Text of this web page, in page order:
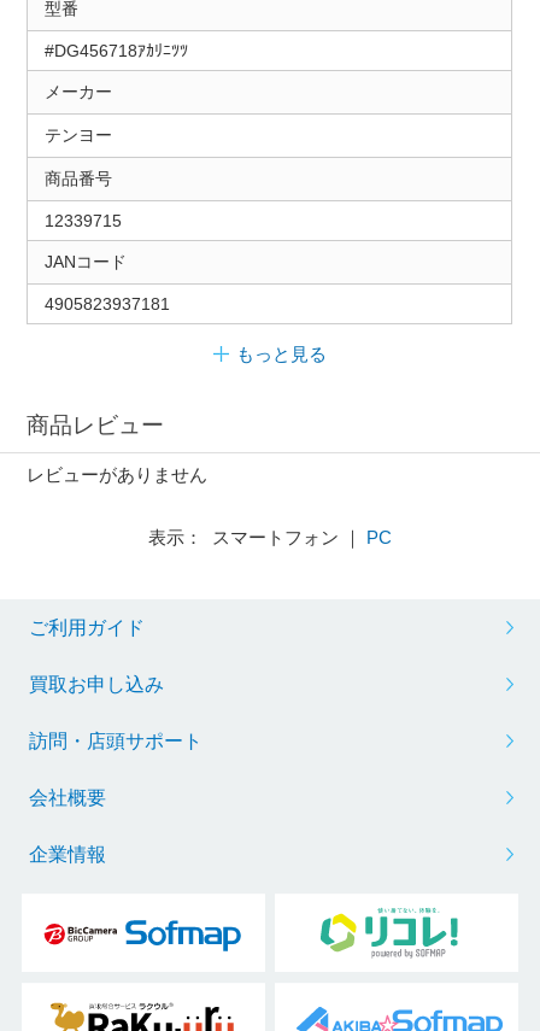
型番
#DG456718ｱｶﾘﾆﾂﾂ
メーカー
テンヨー
商品番号
12339715
JANコード
4905823937181
もっと見る
商品レビュー
レビューがありません
表示： スマートフォン ｜ PC
ご利用ガイド
買取お申し込み
訪問・店頭サポート
会社概要
企業情報